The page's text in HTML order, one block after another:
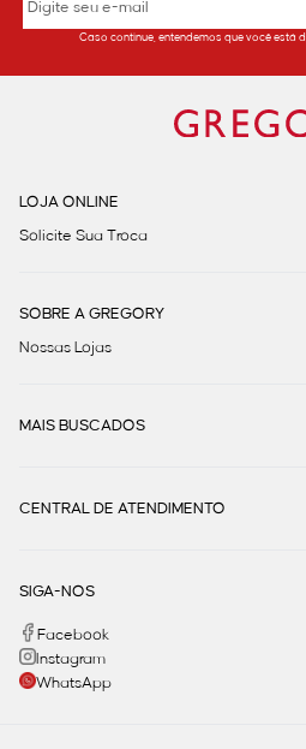
Caso continue, entendemos que você está
LOJA ONLINE
Solicite Sua Troca
SOBRE A GREGORY
Nossas Lojas
MAIS BUSCADOS
CENTRAL DE ATENDIMENTO
SIGA-NOS
Facebook
Instagram
WhatsApp